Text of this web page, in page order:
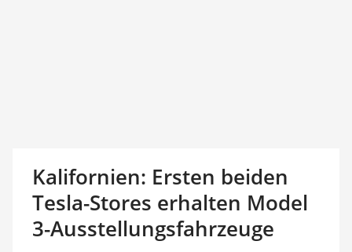
Kalifornien: Ersten beiden
Tesla-Stores erhalten Model
3-Ausstellungsfahrzeuge